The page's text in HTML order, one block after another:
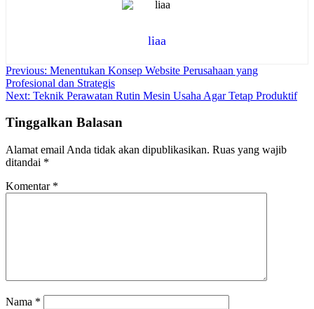
liaa
Navigasi
pos
Previous: Menentukan Konsep Website Perusahaan yang
Profesional dan Strategis
Next: Teknik Perawatan Rutin Mesin Usaha Agar Tetap Produktif
Tinggalkan Balasan
Alamat email Anda tidak akan dipublikasikan. Ruas yang wajib
ditandai *
Komentar *
Nama *